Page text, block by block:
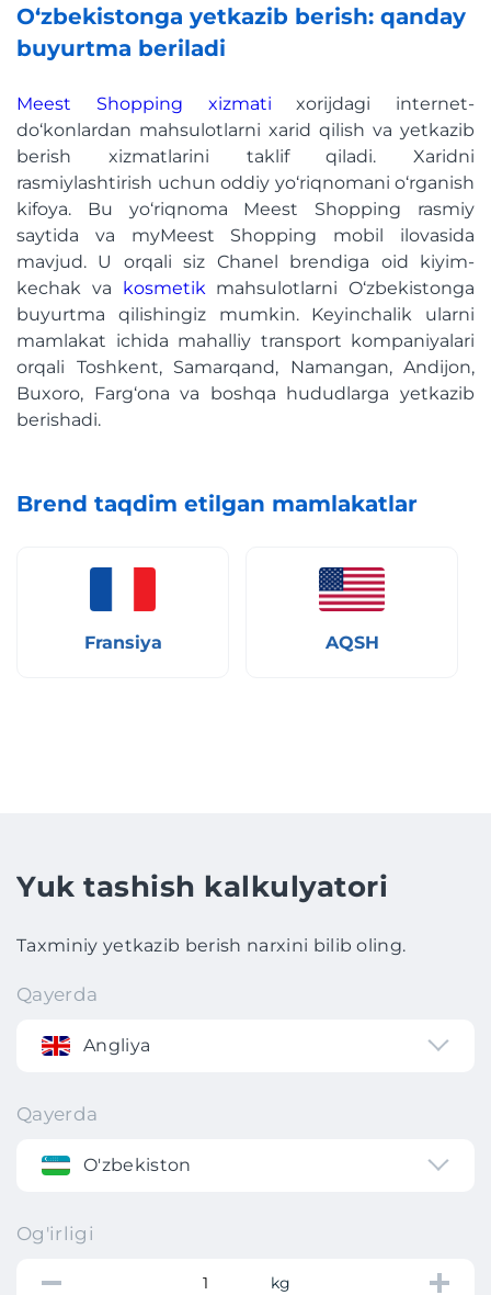
O‘zbekistonga yetkazib berish: qanday
buyurtma beriladi
Meest Shopping xizmati xorijdagi internet-
do‘konlardan mahsulotlarni xarid qilish va yetkazib
berish xizmatlarini taklif qiladi. Xaridni
rasmiylashtirish uchun oddiy yo‘riqnomani o‘rganish
kifoya. Bu yo‘riqnoma Meest Shopping rasmiy
saytida va myMeest Shopping mobil ilovasida
mavjud. U orqali siz Chanel brendiga oid kiyim-
kechak va kosmetikmahsulotlarni O‘zbekistonga
buyurtma qilishingiz mumkin. Keyinchalik ularni
mamlakat ichida mahalliy transport kompaniyalari
orqali Toshkent, Samarqand, Namangan, Andijon,
Buxoro, Farg‘ona va boshqa hududlarga yetkazib
berishadi.
Brend taqdim etilgan mamlakatlar
Fransiya AQSH
Yuk tashish kalkulyatori
Taxminiy yetkazib berish narxini bilib oling.
Qayerda
Angliya
Qayerda
O'zbekiston
Og'irligi
kg